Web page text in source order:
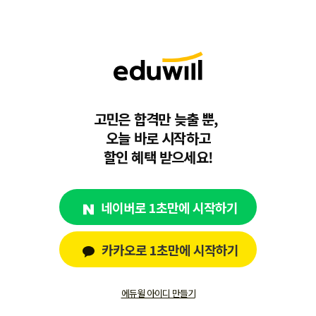
고민은 합격만 늦출 뿐,
오늘 바로 시작하고
할인 혜택 받으세요!
네이버로 1초만에 시작하기
카카오로 1초만에 시작하기
에듀윌 아이디 만들기